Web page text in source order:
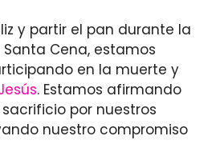
y partir el pan durante la
Cena, estamos
en la muerte y
. Estamos afirmando
por nuestros
nuestro compromiso